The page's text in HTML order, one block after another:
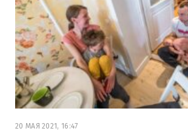
20 МАЯ 2021, 16:47